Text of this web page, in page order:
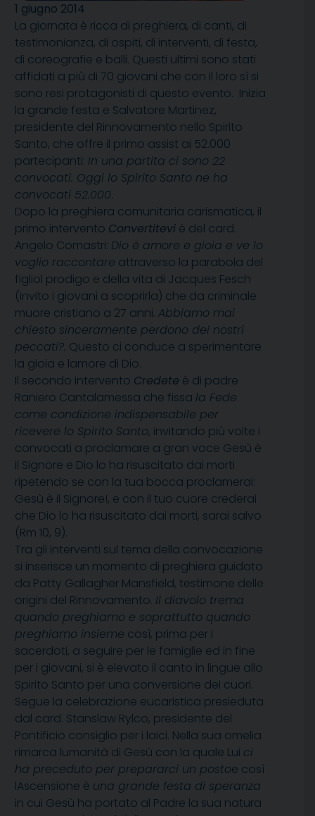
1 giugno 2014
La giornata è ricca di preghiera, di canti, di
testimonianza, di ospiti, di interventi, di festa,
di coreografie e balli. Questi ultimi sono stati
affidati a più di 70 giovani che con il loro sì si
sono resi protagonisti di questo evento. Inizia
la grande festa e Salvatore Martinez,
presidente del Rinnovamento nello Spirito
Santo, che offre il primo assist ai 52.000
partecipanti:  In una partita ci sono 22
convocati. Oggi lo Spirito Santo ne ha
convocati 52.000.
Dopo la preghiera comunitaria carismatica, il
primo intervento Convertitevi è del card.
Angelo Comastri:  Dio è amore e gioia e ve lo
voglio raccontare  attraverso la parabola del
figliol prodigo e della vita di Jacques Fesch
(invito i giovani a scoprirla) che da criminale
muore cristiano a 27 anni. Abbiamo mai
chiesto sinceramente perdono dei nostri
peccati?. Questo ci conduce a sperimentare
la gioia e lamore di Dio.
Il secondo intervento Credete è di padre
Raniero Cantalamessa che fissa  la Fede
come condizione indispensabile per
ricevere lo Spirito Santo, invitando più volte i
convocati a proclamare a gran voce Gesù è
il Signore e Dio lo ha risuscitato dai morti
ripetendo se con la tua bocca proclamerai:
Gesù è il Signore!, e con il tuo cuore crederai
che Dio lo ha risuscitato dai morti, sarai salvo
(Rm 10, 9).
Tra gli interventi sul tema della convocazione
si inserisce un momento di preghiera guidato
da Patty Gallagher Mansfield, testimone delle
origini del Rinnovamento.  Il diavolo trema
quando preghiamo e soprattutto quando
preghiamo insieme  così, prima per i
sacerdoti, a seguire per le famiglie ed in fine
per i giovani, si è elevato il canto in lingue allo
Spirito Santo per una conversione dei cuori.
Segue la celebrazione eucaristica presieduta
dal card. Stanslaw Rylco, presidente del
Pontificio consiglio per i laici. Nella sua omelia
rimarca lumanità di Gesù con la quale Lui  ci
ha preceduto per prepararci un postoe così
lAscensione è  una grande festa di speranza
in cui Gesù ha portato al Padre la sua natura